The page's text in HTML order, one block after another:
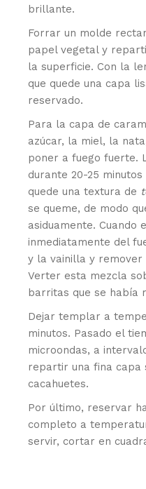
brillante.
Forrar un molde
papel vegetal y
la superficie. Con la
que quede una capa
reservado.
Para la capa de
azúcar, la miel, la
poner a fuego fuerte.
durante 20-25
quede una textura de
se queme, de modo
asiduamente. Cuando
inmediatamente del
y la vainilla y
Verter esta mezcla
barritas que se había
Dejar templar a
minutos. Pasado el
microondas, a
repartir una fina capa
cacahuetes.
Por último, reservar
completo a
servir, cortar en